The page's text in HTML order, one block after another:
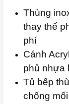
Thùng
thay thế
phí
Cánh
phủ nhựa
Tủ bếp
chống